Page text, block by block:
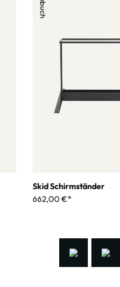
Skid Schirmständer
662,00 €*